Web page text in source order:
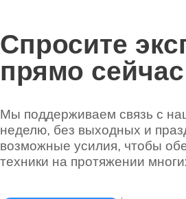
Спросите
прямо сейчас
Мы поддерживаем связь с
неделю, без выходных и
возможные усилия, чтобы
техники на протяжении